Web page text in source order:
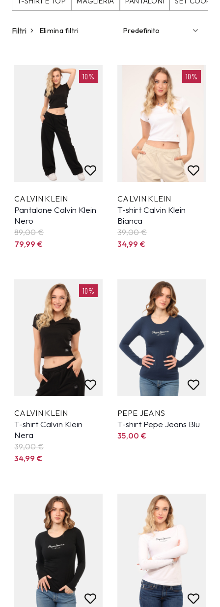
Filtri Elimina filtri
10%
CALVIN KLEIN
Pantalone Calvin Klein
Nero
89,00 €
79,99€
10%
CALVIN KLEIN
T-shirt Calvin Klein
Bianca
39,00 €
34,99€
10%
CALVIN KLEIN
T-shirt Calvin Klein
Nera
39,00 €
34,99€
PEPE JEANS
T-shirt Pepe Jeans Blu
35,00€